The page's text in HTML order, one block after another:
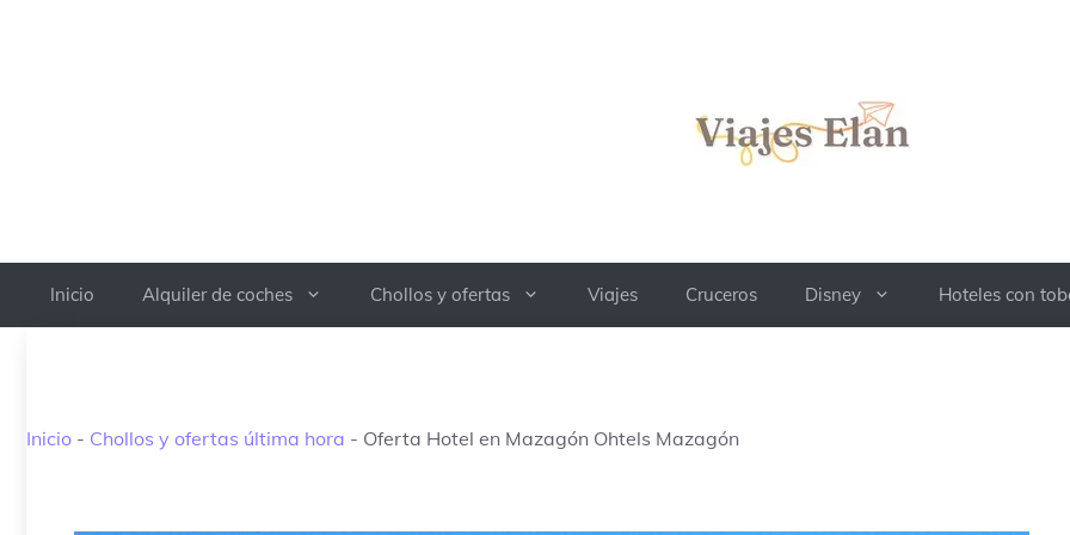
Inicio Alquiler de coches Chollos y ofertas Viajes Cruceros Disney Hoteles con
Inicio - Chollos y ofertas última hora - Oferta Hotel en Mazagón Ohtels Mazagón